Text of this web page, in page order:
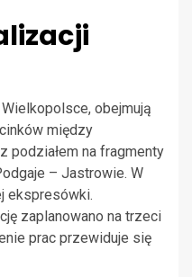
obejmują
między
podziałem na fragmenty
– Jastrowie. W
ekspresówki.
zaplanowano na trzeci
prac przewiduje się